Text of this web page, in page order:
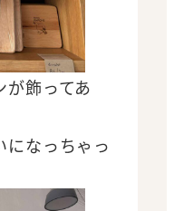
が飾ってあ
になっちゃっ